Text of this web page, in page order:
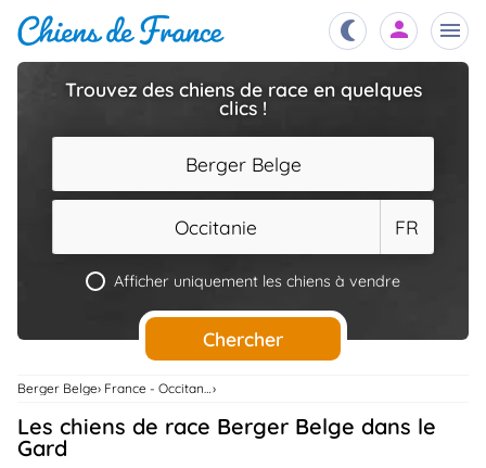
Services
..
Trouvez des chiens de race en quelques
clics !
Berger Belge
Occitanie FR
Afficher uniquement les chiens à vendre
Chercher
Berger Belge France - Occitanie
Les chiens de race Berger Belge dans le
Gard